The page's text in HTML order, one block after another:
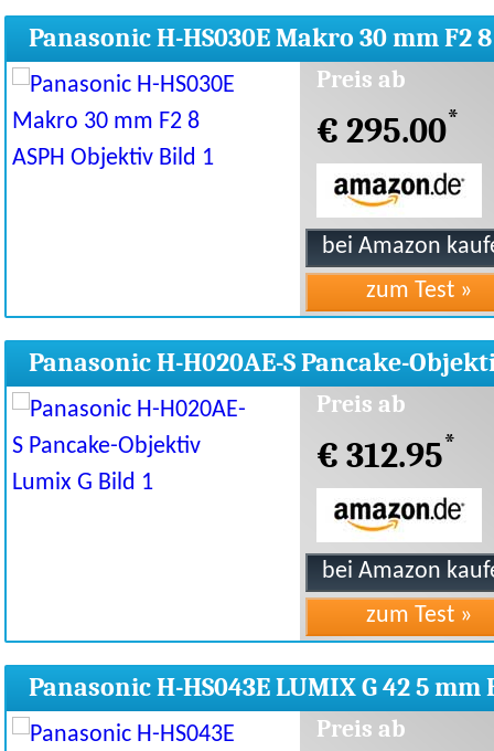
Panasonic H-HS030E Makro 30 mm F2 8
ASPH Objektiv
Preis ab
€ 295.00*
Panasonic H-H020AE-S Pancake-
Lumix G
Preis ab
€ 312.95*
Panasonic H-HS043E LUMIX G 42 5 mm
ASPH Objektiv
Preis ab